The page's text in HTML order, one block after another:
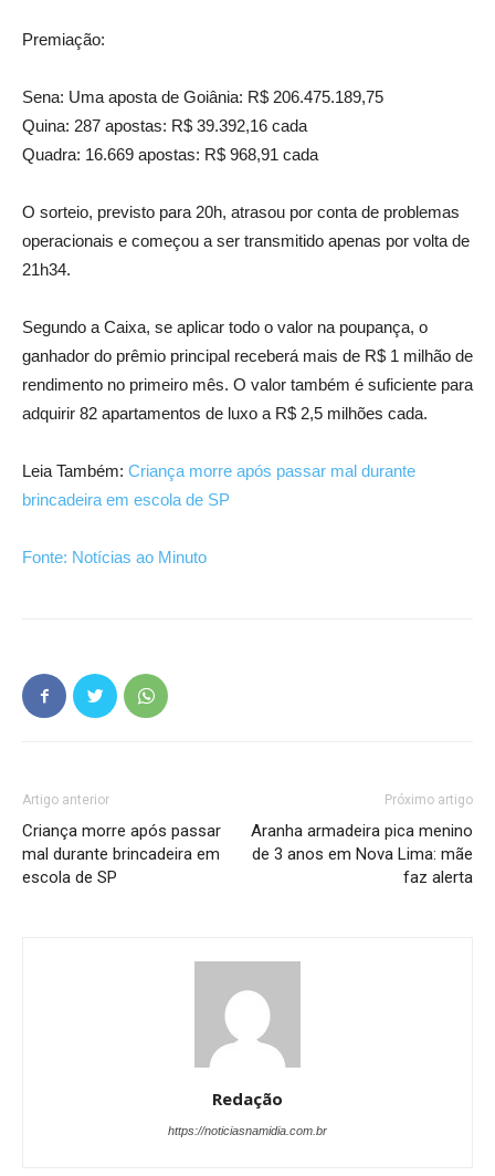
Premiação:
Sena: Uma aposta de Goiânia: R$ 206.475.189,75
Quina: 287 apostas: R$ 39.392,16 cada
Quadra: 16.669 apostas: R$ 968,91 cada
O sorteio, previsto para 20h, atrasou por conta de problemas
operacionais e começou a ser transmitido apenas por volta de
21h34.
Segundo a Caixa, se aplicar todo o valor na poupança, o
ganhador do prêmio principal receberá mais de R$ 1 milhão de
rendimento no primeiro mês. O valor também é suficiente para
adquirir 82 apartamentos de luxo a R$ 2,5 milhões cada.
Leia Também: Criança morre após passar mal durante
brincadeira em escola de SP
Fonte: Notícias ao Minuto
Artigo anterior
Criança morre após passar
mal durante brincadeira em
escola de SP
Próximo artigo
Aranha armadeira pica menino
de 3 anos em Nova Lima: mãe
faz alerta
Redação
https://noticiasnamidia.com.br